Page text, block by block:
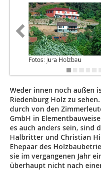
Fotos: Jura Holzbau
Weder innen noch außen
Riedenburg Holz zu
durch von den
GmbH in
es auch anders sein, sind
Halbritter und Christian
Ehepaar des
sie im vergangenen Jahr
überhaupt nicht nach